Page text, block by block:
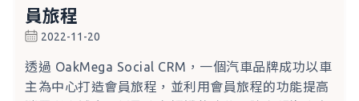
員旅程
2022-11-20
透過 OakMega Social CRM，一個汽車品牌成功以車
主為中心打造會員旅程，並利用會員旅程的功能提高